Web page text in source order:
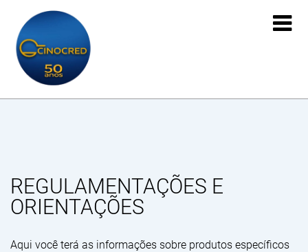

REGULAMENTAÇÕES E
ORIENTAÇÕES
Aqui você terá as informações sobre produtos específicos